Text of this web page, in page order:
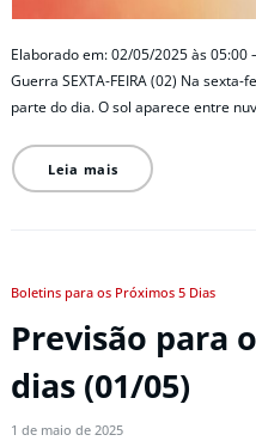
Elaborado em: 02/05/2025 às 05:00
Guerra SEXTA-FEIRA (02) Na
parte do dia. O sol aparece entre
Leia mais
Boletins para os Próximos 5 Dias
Previsão para
dias (01/05)
1 de maio de 2025